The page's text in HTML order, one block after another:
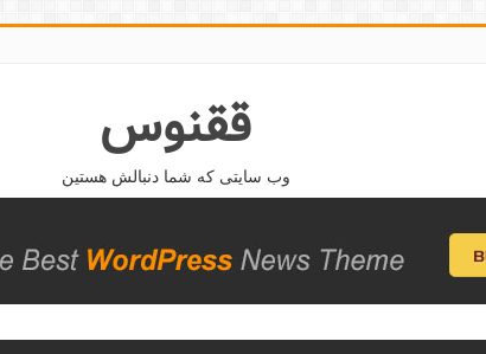
ققنوس
وب سایتی که شما دنبالش هستین